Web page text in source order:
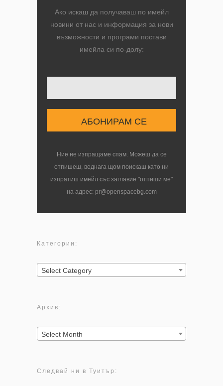
Ако искаш да получаваш по имейл
новини от нас и информация за нови
възможности и програми постави
имейла си по-долу:
Ние не изпращаме спам. Можеш да се
отпишеш, веднага щом поискаш като ни
изпратиш имейл със заглавие "отпиши ме"
на адрес: pr@openspacebg.com
Категории:
Категории:
Select Category
Архив:
Архив:
Select Month
Следвай ни в Туитър: